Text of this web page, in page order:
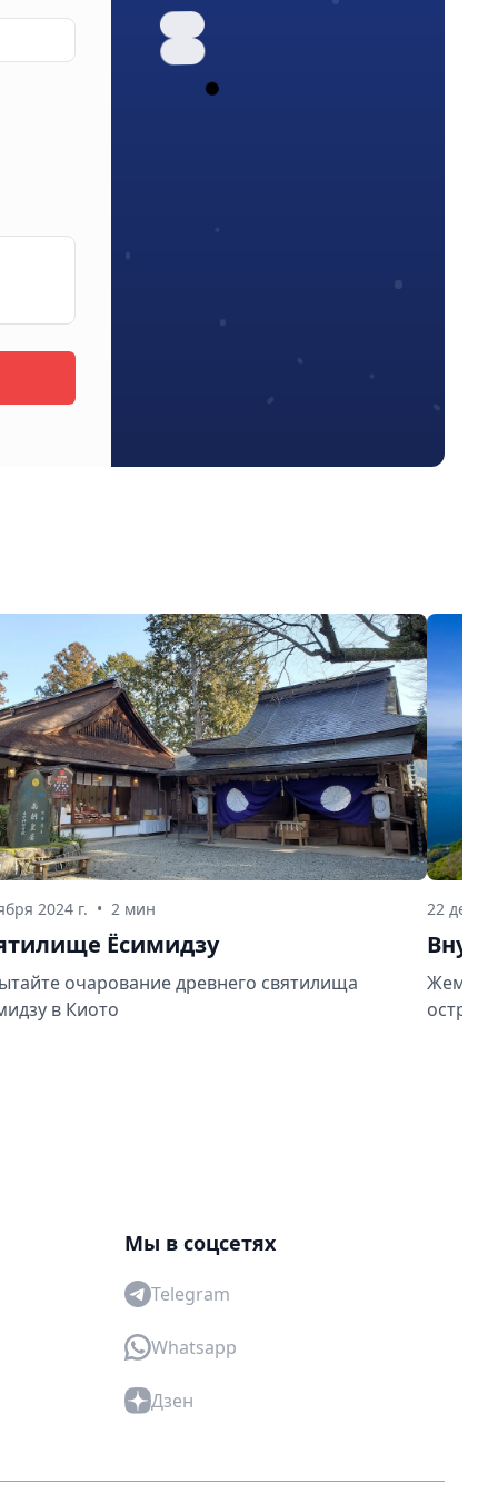
2024 г. • 2 мин
Ёсимидзу
очарование древнего святилища
в Киото
22
Мы в соцсетях
Telegram
Whatsapp
Дзен